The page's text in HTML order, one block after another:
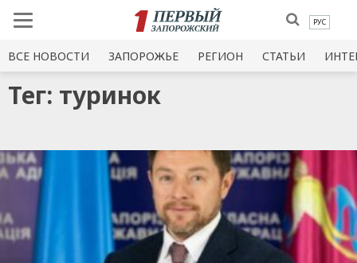
РУС
ВСЕ НОВОСТИ ЗАПОРОЖЬЕ РЕГИОН СТАТЬИ
Тег: туринок